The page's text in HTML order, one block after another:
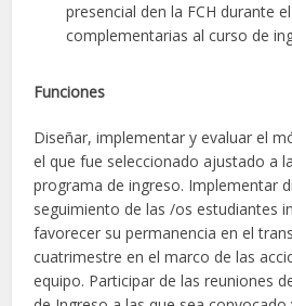
presencial den la FCH durante
complementarias al curso de
Funciones
Diseñar, implementar y evaluar el
el que fue seleccionado ajustado a
programa de ingreso. Implementar
seguimiento de las /os estudiantes
favorecer su permanencia en el
cuatrimestre en el marco de las
equipo. Participar de las reuniones